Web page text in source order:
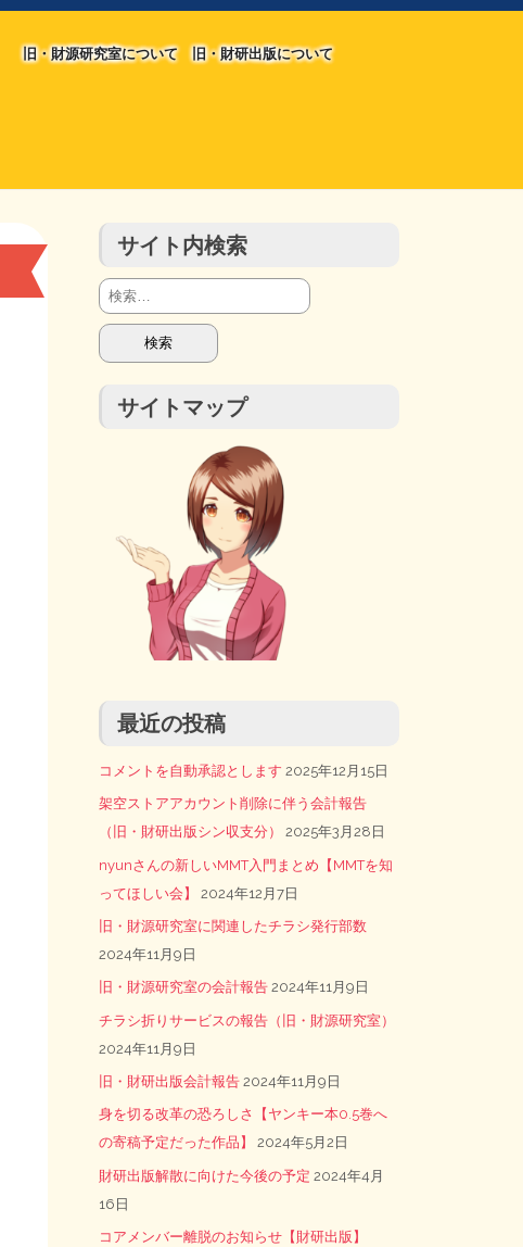
旧・財源研究室について 旧・財研出版について
サイト内検索
検
索:
サイトマップ
最近の投稿
コメントを自動承認とします 2025年12月15日
架空ストアアカウント削除に伴う会計報告
（旧・財研出版シン収支分）
2025年3月28日
nyunさんの新しいMMT入門まとめ【MMTを知
ってほしい会】
2024年12月7日
旧・財源研究室に関連したチラシ発行部数
2024年11月9日
旧・財源研究室の会計報告 2024年11月9日
チラシ折りサービスの報告（旧・財源研究室）
2024年11月9日
旧・財研出版会計報告 2024年11月9日
身を切る改革の恐ろしさ【ヤンキー本0.5巻へ
の寄稿予定だった作品】
2024年5月2日
財研出版解散に向けた今後の予定 2024年4月
16日
コアメンバー離脱のお知らせ【財研出版】